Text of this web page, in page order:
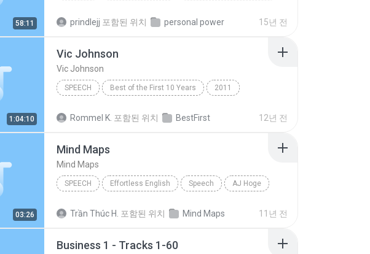
58:11 prindlejj 포함된 위치 personal power 15년 전
1:04:10
Vic Johnson
Vic Johnson
SPEECH Best of the First 10 Years 2011
Rommel K. 포함된 위치 BestFirst 12년 전
03:26
Mind Maps
Mind Maps
SPEECH Effortless English Speech AJ Hoge
Trần Thúc H. 포함된 위치 Mind Maps 11년 전
Business 1 - Tracks 1-60